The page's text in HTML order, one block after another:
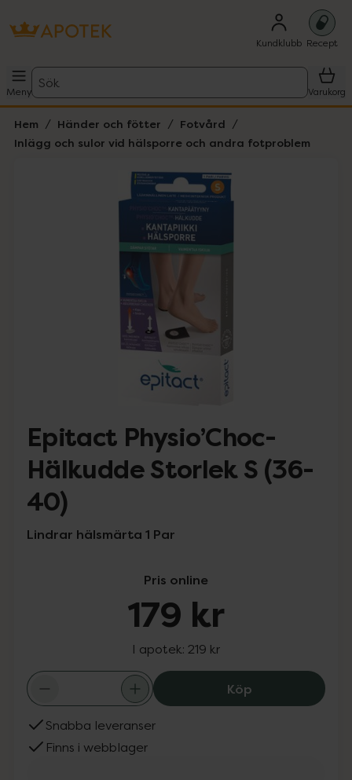
Kundklubb Recept
Meny
Sök
Varukorg
Hem Händer och fötter
Fotvård
Inlägg och sulor vid hälsporre och andra fotproblem
Lista: . Innehåller 1 objekt.
Epitact Physio’Choc-
Hälkudde Storlek S (36-
40)
Lindrar hälsmärta 1 Par
Pris online
179 kr
I apotek: 219 kr
KöpEpitact
Snabba leveranser
Finns i webblager